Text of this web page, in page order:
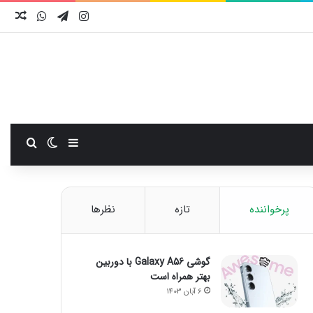
اینستاگرام
تلگرام واتس
سایدبارتغییر
پرخواننده تازه نظرها
گوشی Galaxy A56 با دوربین
بهتر همراه است
6 آبان 1403